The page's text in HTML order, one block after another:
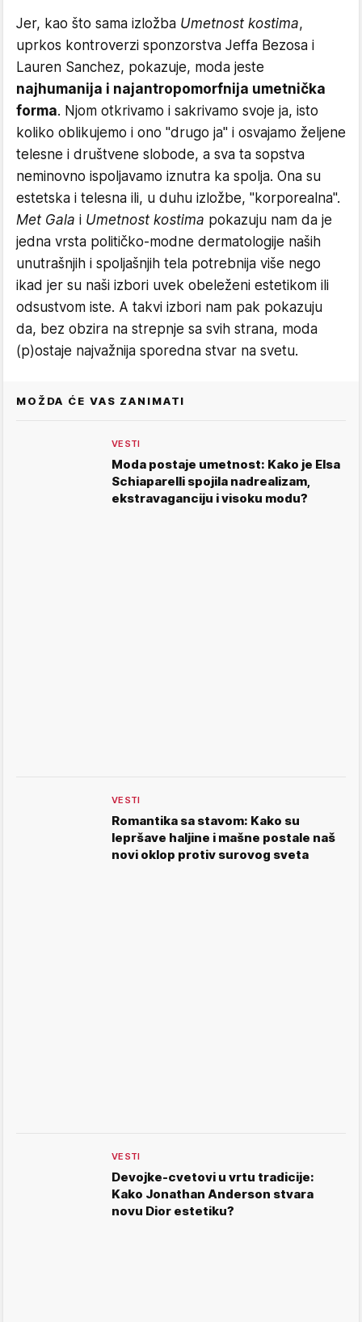
Jer, kao što sama izložba Umetnost kostima,
uprkos kontroverzi sponzorstva Jeffa Bezosa i
Lauren Sanchez, pokazuje, moda jeste
najhumanija i najantropomorfnija umetnička
forma. Njom otkrivamo i sakrivamo svoje ja, isto
koliko oblikujemo i ono "drugo ja" i osvajamo željene
telesne i društvene slobode, a sva ta sopstva
neminovno ispoljavamo iznutra ka spolja. Ona su
estetska i telesna ili, u duhu izložbe, "korporealna".
Met Gala i Umetnost kostima pokazuju nam da je
jedna vrsta političko-modne dermatologije naših
unutrašnjih i spoljašnjih tela potrebnija više nego
ikad jer su naši izbori uvek obeleženi estetikom ili
odsustvom iste. A takvi izbori nam pak pokazuju
da, bez obzira na strepnje sa svih strana, moda
(p)ostaje najvažnija sporedna stvar na svetu.
MOŽDA ĆE VAS ZANIMATI
VESTI
Moda postaje umetnost: Kako je Elsa
Schiaparelli spojila nadrealizam,
ekstravaganciju i visoku modu?
VESTI
Romantika sa stavom: Kako su
lepršave haljine i mašne postale naš
novi oklop protiv surovog sveta
VESTI
Devojke-cvetovi u vrtu tradicije:
Kako Jonathan Anderson stvara
novu Dior estetiku?